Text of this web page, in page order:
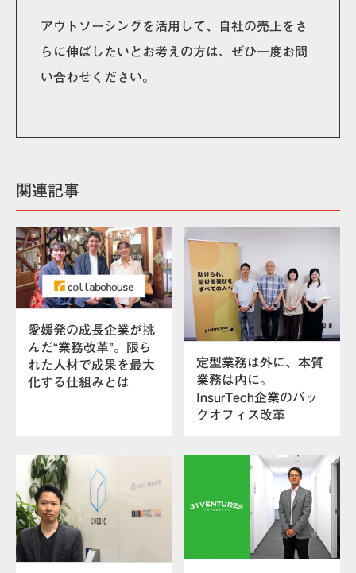
アウトソーシングを活用して、自社の売上をさ
らに伸ばしたいとお考えの方は、ぜひ一度お問
い合わせください。
関連記事
愛媛発の成長企業が挑
んだ“業務改革”。限ら
れた人材で成果を最大
化する仕組みとは
定型業務は外に、本質
業務は内に。
InsurTech企業のバッ
クオフィス改革